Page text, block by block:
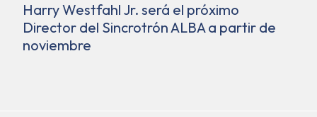
Harry Westfahl Jr. será el próximo
Director del Sincrotrón ALBA a partir de
noviembre